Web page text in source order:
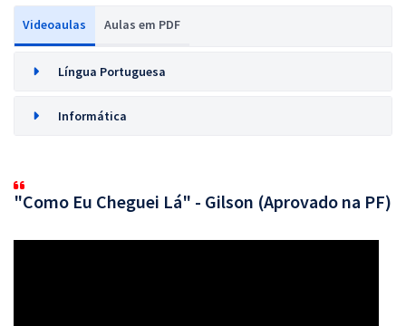
Videoaulas Aulas em PDF
Língua Portuguesa
Informática
"Como Eu Cheguei Lá" - Gilson (Aprovado na PF)